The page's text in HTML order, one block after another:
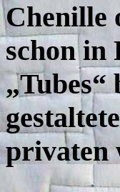
Chenille
schon in
privaten